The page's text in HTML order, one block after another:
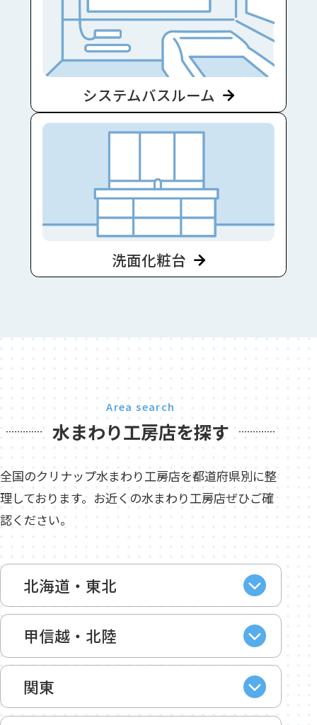
システムバスルーム
洗面化粧台
Area search
水まわり工房店を探す
全国のクリナップ水まわり工房店を都道府県別に整
理しております。お近くの水まわり工房店ぜひご確
認ください。
北海道・東北
甲信越・北陸
関東